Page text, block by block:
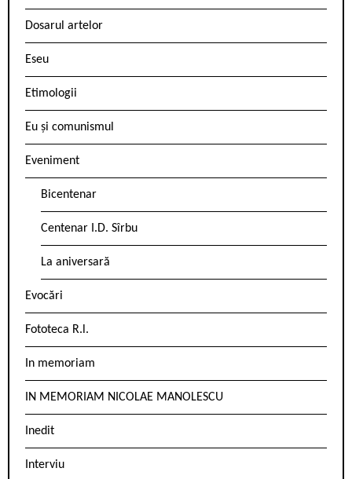
Dosarul artelor
Eseu
Etimologii
Eu și comunismul
Eveniment
Bicentenar
Centenar I.D. Sîrbu
La aniversară
Evocări
Fototeca R.l.
In memoriam
IN MEMORIAM NICOLAE MANOLESCU
Inedit
Interviu